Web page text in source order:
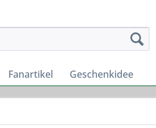
Fanartikel Geschenkidee